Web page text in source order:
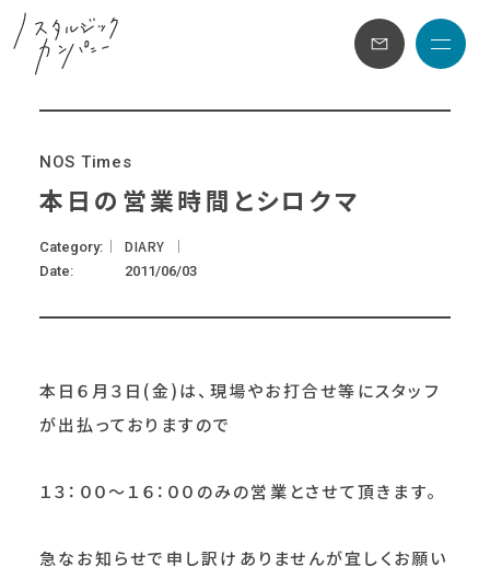
メニ
NOS Times
本日の営業時間とシロクマ
Category DIARY
Date 2011/06/03
本日６月３日(金)は、現場やお打合せ等にスタッフ
が出払っておりますので
１３：００～１６：００のみの営業とさせて頂きます。
急なお知らせで申し訳けありませんが宜しくお願い